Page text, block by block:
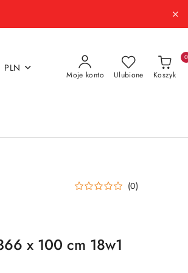
PLN
Moje konto Ulubione Koszyk
0
(0)
x 100 cm 18w1